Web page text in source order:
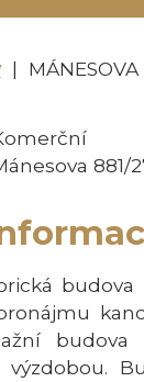
| MÁNESOVA
881/
výzdobou.